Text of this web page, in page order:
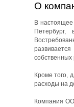
О
В настоящее
собственных
Кроме того,
расходы на
Компания